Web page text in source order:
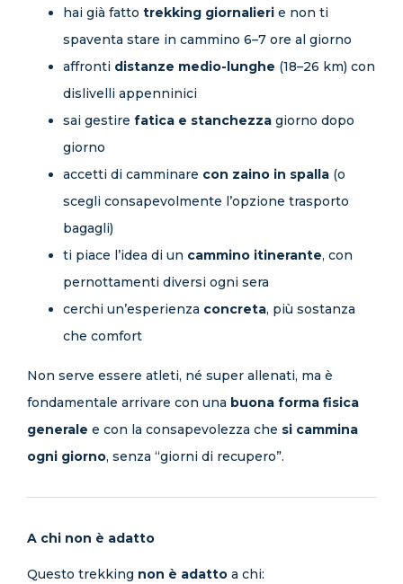
hai già fatto trekking giornalieri e non ti
spaventa stare in cammino 6–7 ore al giorno
affronti distanze medio-lunghe (18–26 km) con
dislivelli appenninici
sai gestire fatica e stanchezza giorno dopo
giorno
accetti di camminare con zaino in spalla (o
scegli consapevolmente l’opzione trasporto
bagagli)
ti piace l’idea di un cammino itinerante, con
pernottamenti diversi ogni sera
cerchi un’esperienza concreta, più sostanza
che comfort
Non serve essere atleti, né super allenati, ma è
fondamentale arrivare con una buona forma fisica
generale e con la consapevolezza che si cammina
ogni giorno, senza “giorni di recupero”.
A chi non è adatto
Questo trekking non è adatto a chi: